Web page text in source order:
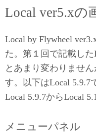
Local ver5.xの
Local by Flywheel
た。第１回で記載した
とあまり変わりませ
す。以下はLocal 5.9.7
Local 5.9.7からLocal
メニューパネル